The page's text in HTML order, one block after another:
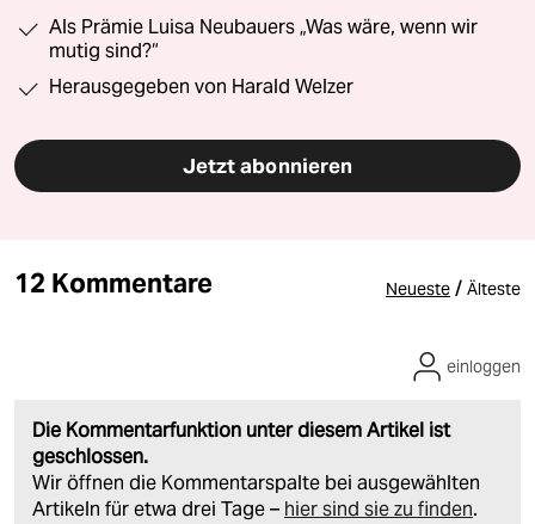
Als Prämie Luisa Neubauers „Was wäre, wenn wir
mutig sind?“
Herausgegeben von Harald Welzer
Jetzt abonnieren
12 Kommentare Neueste / Älteste
Die Kommentarfunktion unter diesem Artikel ist
geschlossen.
Wir öffnen die Kommentarspalte bei ausgewählten
Artikeln für etwa drei Tage – hier sind sie zu finden.
einloggen